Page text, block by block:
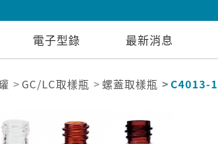
電子型錄 最新消息
GC/LC取樣瓶 螺蓋取樣瓶 C4013-1